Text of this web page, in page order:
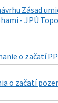
Zásad
- JPÚ
o začatí
o začatí